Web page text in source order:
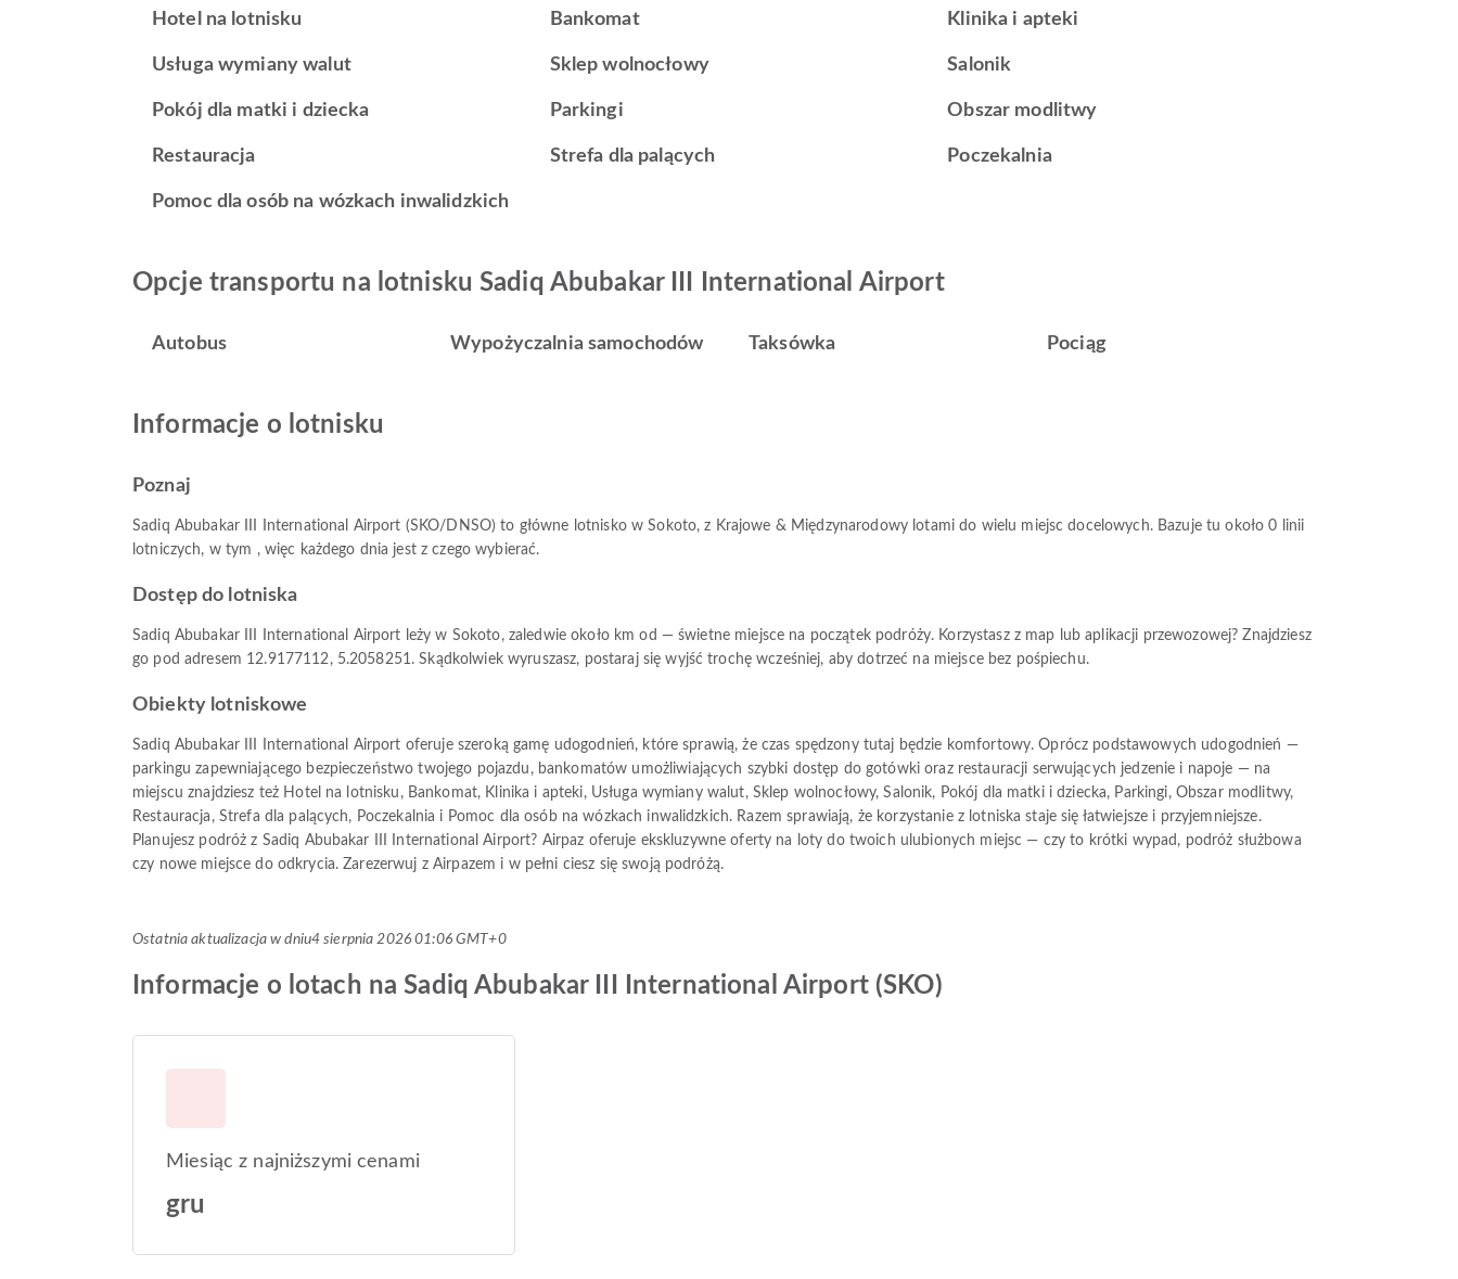
Hotel na lotnisku Bankomat Klinika i apteki
Usługa wymiany walut Sklep wolnocłowy Salonik
Pokój dla matki i dziecka Parkingi Obszar modlitwy
Restauracja Strefa dla palących Poczekalnia
Pomoc dla osób na wózkach inwalidzkich
Opcje transportu na lotnisku Sadiq Abubakar III International Airport
Autobus Wypożyczalnia samochodów Taksówka Pociąg
Informacje o lotnisku
Poznaj
Sadiq Abubakar III International Airport (SKO/DNSO) to główne lotnisko w Sokoto, z Krajowe & Międzynarodowy lotami do wielu miejsc docelowych. Bazuje tu około 0 linii
lotniczych, w tym , więc każdego dnia jest z czego wybierać.
Dostęp do lotniska
Sadiq Abubakar III International Airport leży w Sokoto, zaledwie około km od — świetne miejsce na początek podróży. Korzystasz z map lub aplikacji przewozowej? Znajdziesz
go pod adresem 12.9177112, 5.2058251. Skądkolwiek wyruszasz, postaraj się wyjść trochę wcześniej, aby dotrzeć na miejsce bez pośpiechu.
Obiekty lotniskowe
Sadiq Abubakar III International Airport oferuje szeroką gamę udogodnień, które sprawią, że czas spędzony tutaj będzie komfortowy. Oprócz podstawowych udogodnień —
parkingu zapewniającego bezpieczeństwo twojego pojazdu, bankomatów umożliwiających szybki dostęp do gotówki oraz restauracji serwujących jedzenie i napoje — na
miejscu znajdziesz też Hotel na lotnisku, Bankomat, Klinika i apteki, Usługa wymiany walut, Sklep wolnocłowy, Salonik, Pokój dla matki i dziecka, Parkingi, Obszar modlitwy,
Restauracja, Strefa dla palących, Poczekalnia i Pomoc dla osób na wózkach inwalidzkich. Razem sprawiają, że korzystanie z lotniska staje się łatwiejsze i przyjemniejsze.
Planujesz podróż z Sadiq Abubakar III International Airport? Airpaz oferuje ekskluzywne oferty na loty do twoich ulubionych miejsc — czy to krótki wypad, podróż służbowa
czy nowe miejsce do odkrycia. Zarezerwuj z Airpazem i w pełni ciesz się swoją podróżą.
Ostatnia aktualizacja w dniu4 sierpnia 2026 01:06 GMT+0
Informacje o lotach na Sadiq Abubakar III International Airport (SKO)
Miesiąc z najniższymi cenami
gru